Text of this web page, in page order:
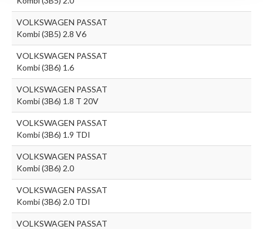
VOLKSWAGEN PASSAT
Kombi (3B5) 2.8 V6
VOLKSWAGEN PASSAT
Kombi (3B6) 1.6
VOLKSWAGEN PASSAT
Kombi (3B6) 1.8 T 20V
VOLKSWAGEN PASSAT
Kombi (3B6) 1.9 TDI
VOLKSWAGEN PASSAT
Kombi (3B6) 2.0
VOLKSWAGEN PASSAT
Kombi (3B6) 2.0 TDI
VOLKSWAGEN PASSAT